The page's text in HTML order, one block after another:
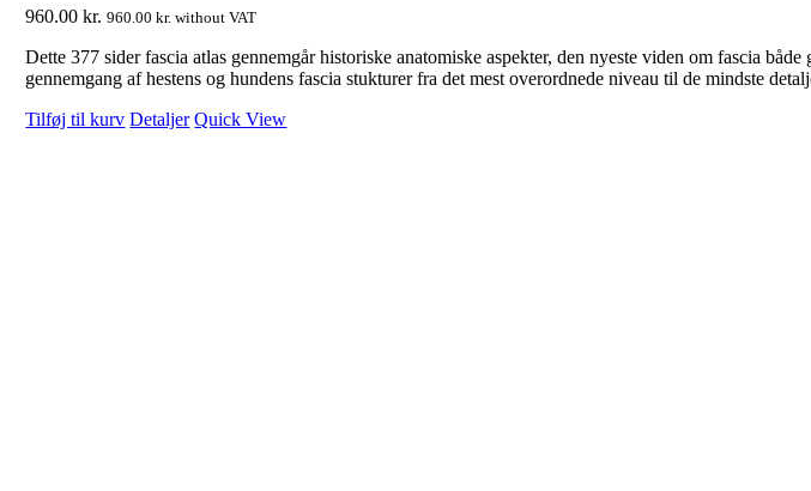
960.00kr. 960.00kr. without VAT
Dette 377 sider fascia atlas gennemgår historiske anatomiske aspekter, den nyeste viden om fascia
gennemgang af hestens og hundens fascia stukturer fra det mest overordnede niveau til de mindste
Tilføj til kurv Detaljer Quick View